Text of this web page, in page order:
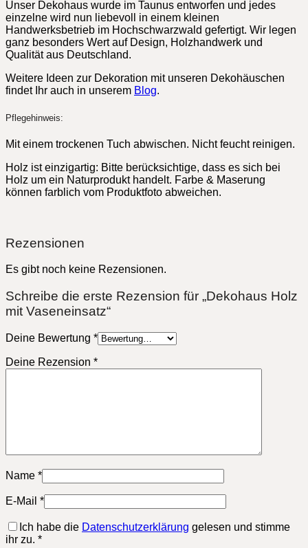
Unser Dekohaus wurde im Taunus entworfen und jedes
einzelne wird nun liebevoll in einem kleinen
Handwerksbetrieb im Hochschwarzwald gefertigt. Wir legen
ganz besonders Wert auf Design, Holzhandwerk und
Qualität aus Deutschland.
Weitere Ideen zur Dekoration mit unseren Dekohäuschen
findet Ihr auch in unserem Blog.
Pflegehinweis:
Mit einem trockenen Tuch abwischen. Nicht feucht reinigen.
Holz ist einzigartig: Bitte berücksichtige, dass es sich bei
Holz um ein Naturprodukt handelt. Farbe & Maserung
können farblich vom Produktfoto abweichen.
Rezensionen
Es gibt noch keine Rezensionen.
Schreibe die erste Rezension für „Dekohaus Holz
mit Vaseneinsatz“
Deine Bewertung *
Deine Rezension *
Name *
E-Mail *
Ich habe die Datenschutzerklärung gelesen und stimme
ihr zu. *